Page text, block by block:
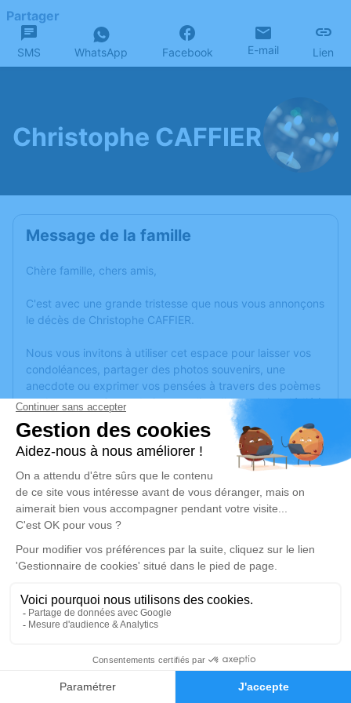
Faire-part Hommages
Partager
SMS WhatsApp Facebook E-mail Lien
Christophe CAFFIER
Message de la famille
Chère famille, chers amis,
C'est avec une grande tristesse que nous vous annonçons
le décès de Christophe CAFFIER.
Nous vous invitons à utiliser cet espace pour laisser vos
condoléances, partager des photos souvenirs, une
anecdote ou exprimer vos pensées à travers des poèmes
ou des textes. Cet endroit est un lieu d'expression dédié à
honorer la mémoire de Christophe CAFFIER.
Un service de plantation d’arbre hommage estdisponible
Je rends hommage
Cérémonie civile
Crématorium de Marseille
380 Rue Saint-Pierre
Je rends hommage